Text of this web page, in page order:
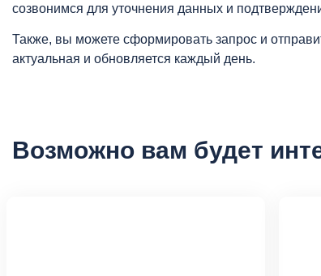
созвонимся для уточнения данных и
Также, вы можете сформировать запрос и
актуальная и обновляется каждый день.
Возможно вам будет